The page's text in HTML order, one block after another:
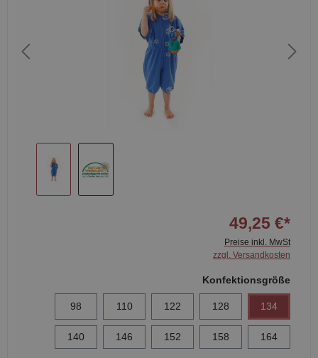
49,25 €*
Preise inkl. MwSt
zzgl. Versandkosten
Konfektionsgröße
98 110 122 128 134
140 146 152 158 164